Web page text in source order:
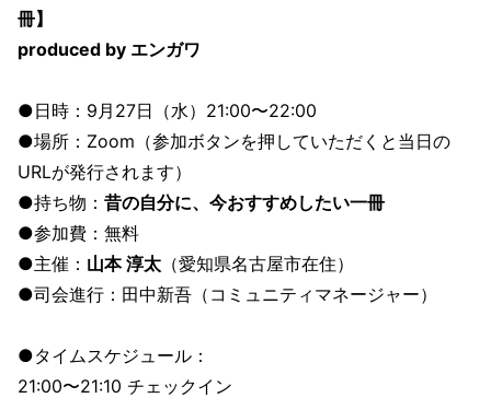
冊】
produced by エンガワ
●日時：9月27日（水）21:00〜22:00
●場所：Zoom（参加ボタンを押していただくと当日の
URLが発行されます）
●持ち物： 昔の自分に、今おすすめしたい一冊
●参加費：無料
●主催： 山本 淳太 （愛知県名古屋市在住）
●司会進行：田中新吾（コミュニティマネージャー）
●タイムスケジュール：
21:00〜21:10 チェックイン